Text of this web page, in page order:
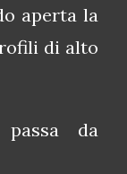
aperta la
di alto
da